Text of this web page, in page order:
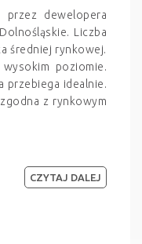
przez dewelopera
Liczba
średniej rynkowej.
poziomie.
przebiega idealnie.
z rynkowym
CZYTAJ DALEJ